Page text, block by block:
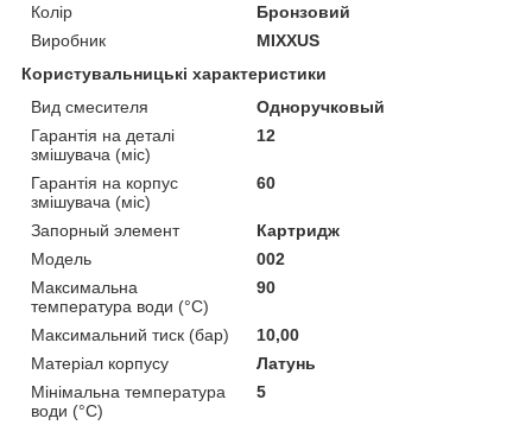
Колір
Бронзовий
Виробник
MIXXUS
Користувальницькі характеристики
Вид смесителя
Одноручковый
Гарантія на деталі
змішувача (міс)
12
Гарантія на корпус
змішувача (міс)
60
Запорный элемент
Картридж
Мoдель
002
Максимальна
температура води (°C)
90
Максимальний тиск (бар)
10,00
Матеріал корпусу
Латунь
Мінімальна температура
води (°C)
5